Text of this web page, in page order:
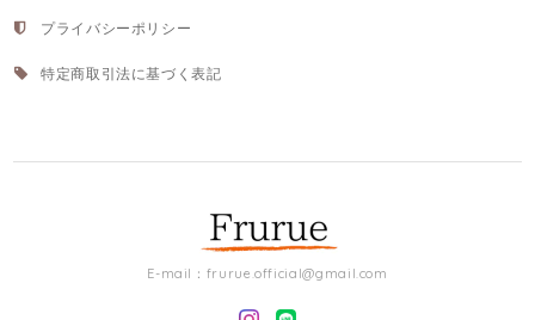
プライバシーポリシー
特定商取引法に基づく表記
E-mail： frurue.official@gmail.com